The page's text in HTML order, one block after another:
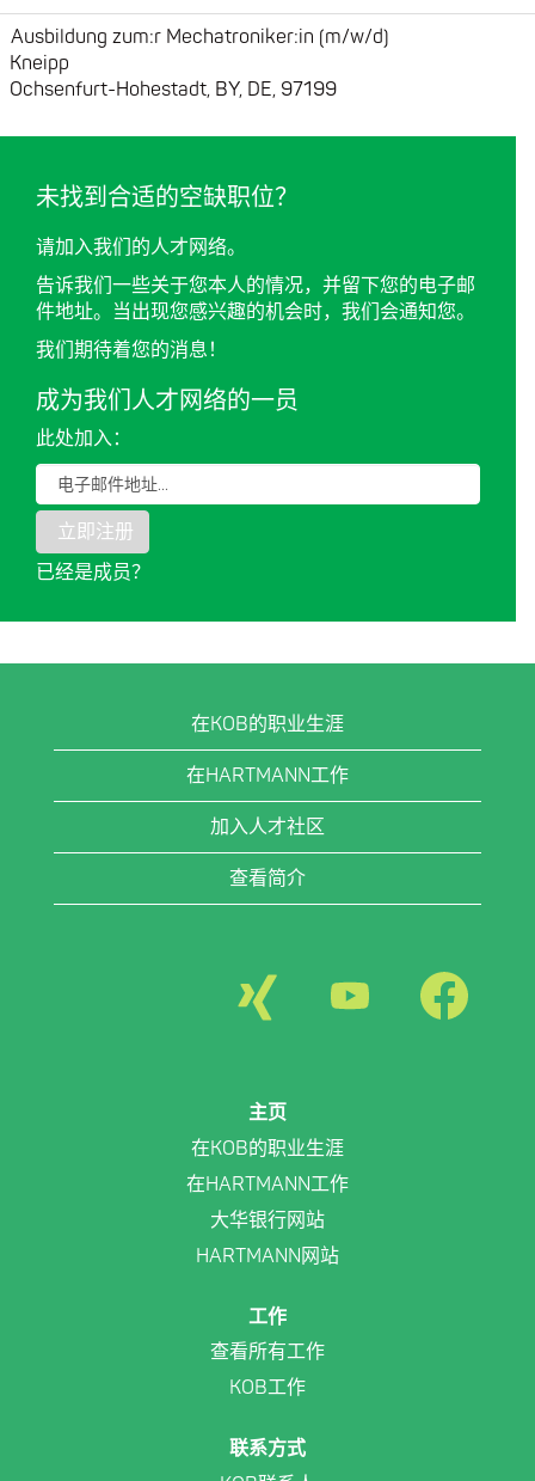
Ausbildung zum:r Mechatroniker:in (m/w/d)
Kneipp
Ochsenfurt-Hohestadt, BY, DE, 97199
未找到合适的空缺职位？
请加入我们的人才网络。
告诉我们一些关于您本人的情况，并留下您的电子邮
件地址。当出现您感兴趣的机会时，我们会通知您。
我们期待着您的消息！
成为我们人才网络的一员
此处加入：
已经是成员？
在KOB的职业生涯
在HARTMANN工作
加入人才社区
查看简介
新
选
新
选
在
新
选
主页
在KOB的职业生涯
在HARTMANN工作
大华银行网站
HARTMANN网站
工作
查看所有工作
KOB工作
联系方式